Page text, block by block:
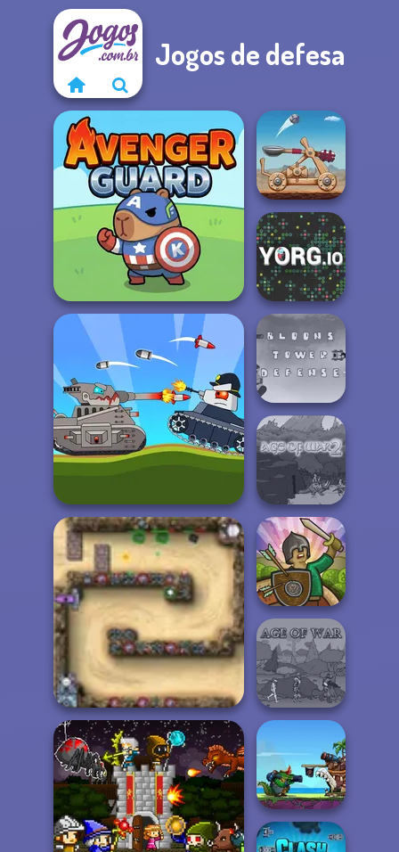
Jogos de defesa
Avenger Guard
Battle Of Tank Steel
Canyon Defence
Clash of Stone
YORG.io
Bloons Tower
Defense
Age of War 2
Tower Defense
Clash
Age of War